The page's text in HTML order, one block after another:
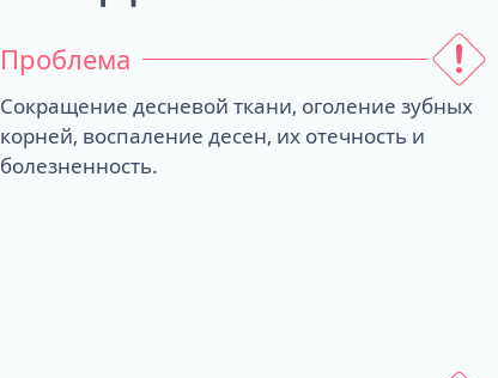
Проблема
Сокращение десневой ткани, оголение зубных
корней, воспаление десен, их отечность и
болезненность.